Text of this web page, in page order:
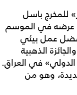
» للمخرج باسل
عرضه في الموسم
عمل بيئي
الذهبية
في العراق.
وهو من